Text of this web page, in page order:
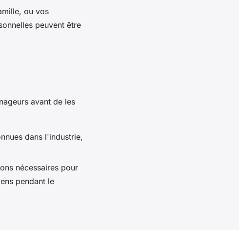
ou vos
peuvent être
avant de les
dans l'industrie,
nécessaires pour
pendant le